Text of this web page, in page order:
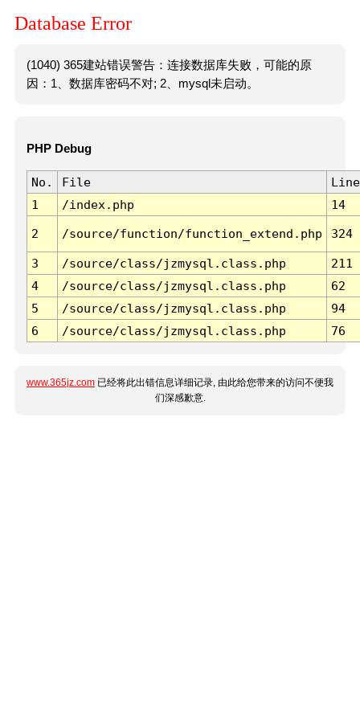
Database Error
(1040) 365建站错误警告：连接数据库失败，可能的原
因：1、数据库密码不对; 2、mysql未启动。
PHP Debug
No. File
Line
1
/index.php 14
2 /source/function/function_extend.php 324
3 /source/class/jzmysql.class.php
211
4
/source/class/jzmysql.class.php
62
5
/source/class/jzmysql.class.php
94
6
/source/class/jzmysql.class.php 76
www.365jz.com 已经将此出错信息详细记录, 由此给您带来的访问不便我
们深感歉意.